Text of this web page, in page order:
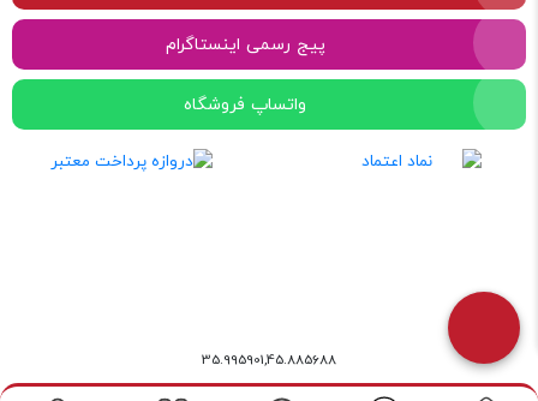
پیج رسمی اینستاگرام
واتساپ فروشگاه
35.995901,45.885688